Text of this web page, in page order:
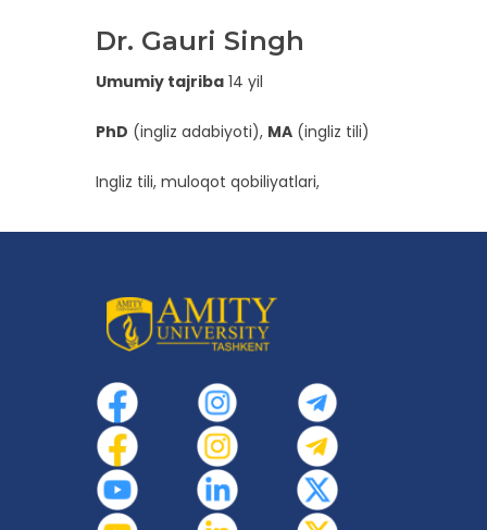
Dr. Gauri Singh
Umumiy tajriba 14 yil
PhD (ingliz adabiyoti), MA (ingliz tili)
Ingliz tili, muloqot qobiliyatlari,